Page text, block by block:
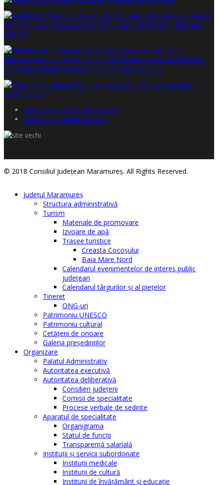
Chestionar satisfacţie cetăţeni
Politica de confidențialitate
© 2018 Consiliul Judeţean Maramureş. All Rights Reserved.
Judeţul Maramureş
Structura administrativă
Turism
Materiale de promovare
Izvoare de apă
Trasee turistice
Creasta Cocoșului
Baia Mare Nord
Calendarul evenimentelor de interes public
judeţean
Calendarul târgurilor şi al pieţelor
Tineret
ONG-uri
Patrimoniu UNESCO
Patrimoniu cultural
Cetăţeni de onoare
Galeria președinților
Organizare
Palatul Administrativ
Autoritatea executivă
Autoritatea deliberativă
Consilieri judeţeni
Comisii de specialitate
Procese verbale de sedinte
Aparatul de specialitate
Organigrama
Statul de funcții
Transparență salarială
Instituţii şi servicii subordonate
Instituţii medicale
Instituţii de cultură
Instituţii de învăţământ şi educaţie